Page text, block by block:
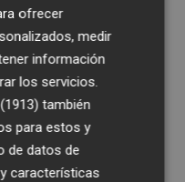
de
tu correo
ofrecer
medir
información
los servicios.
también
para estos y
de datos de
características